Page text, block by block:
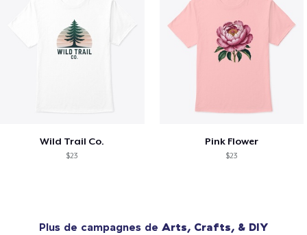
Wild Trail Co.
$23
Pink Flower
$23
Plus de campagnes de Arts, Crafts, & DIY